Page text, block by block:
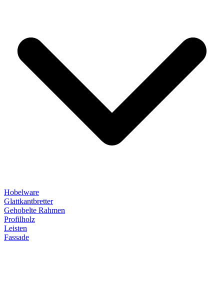
Hobelware
Glattkantbretter
Gehobelte Rahmen
Profilholz
Leisten
Fassade